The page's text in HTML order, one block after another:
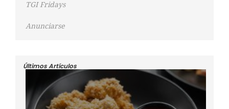
TGI Fridays
Anunciarse
Últimos Artículos